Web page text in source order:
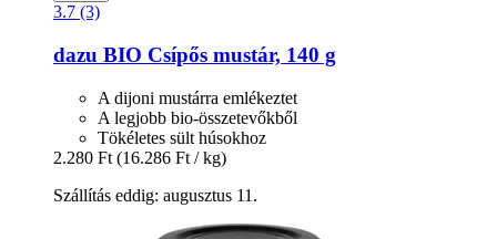
3.7 (3)
dazu BIO Csípős mustár, 140 g
A dijoni mustárra emlékeztet
A legjobb bio-összetevőkből
Tökéletes sült húsokhoz
2.280 Ft (16.286 Ft / kg)
Szállítás eddig: augusztus 11.